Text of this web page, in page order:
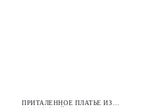
ПРИТАЛЕННОЕ ПЛАТЬЕ ИЗ